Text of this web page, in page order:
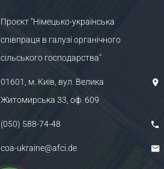
Проєкт "Німецько-українська
співпраця в галузі органічного
сільського господарства"
01601, м. Київ, вул. Велика
Житомирська 33, оф. 609
(050) 588-74-48
coa-ukraine@afci.de